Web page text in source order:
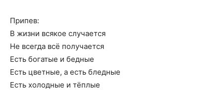
Припев:
В жизни всякое случается
Не всегда всё получается
Есть богатые и бедные
Есть цветные, а есть бледные
Есть холодные и тёплые